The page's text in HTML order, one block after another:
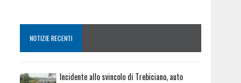
NOTIZIE RECENTI
Incidente allo svincolo di Trebiciano, auto